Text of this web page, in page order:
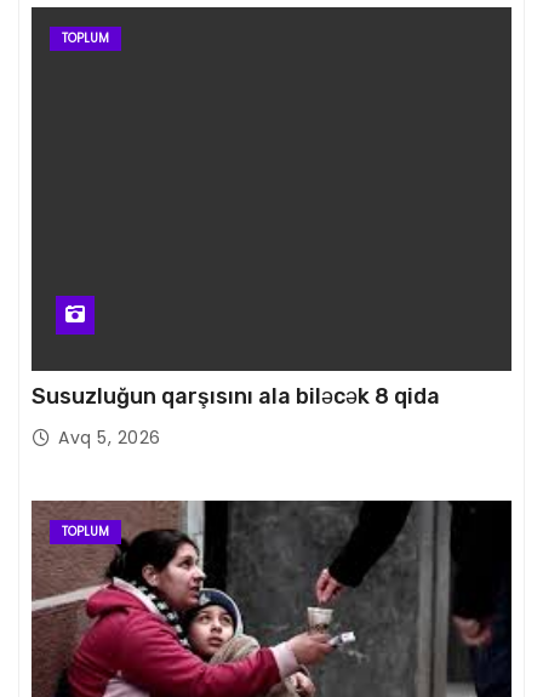
TOPLUM
Susuzluğun qarşısını ala biləcək 8 qida
Avq 5, 2026
TOPLUM